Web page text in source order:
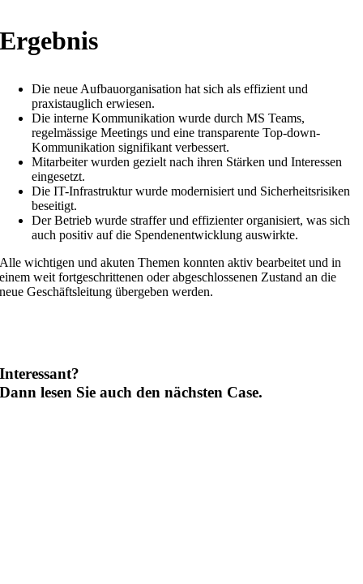
Ergebnis
Die neue Aufbauorganisation hat sich als effizient und
praxistauglich erwiesen.
Die interne Kommunikation wurde durch MS Teams,
regelmässige Meetings und eine transparente Top-down-
Kommunikation signifikant verbessert.
Mitarbeiter wurden gezielt nach ihren Stärken und Interessen
eingesetzt.
Die IT-Infrastruktur wurde modernisiert und Sicherheitsrisiken
beseitigt.
Der Betrieb wurde straffer und effizienter organisiert, was sich
auch positiv auf die Spendenentwicklung auswirkte.
Alle wichtigen und akuten Themen konnten aktiv bearbeitet und in
einem weit fortgeschrittenen oder abgeschlossenen Zustand an die
neue Geschäftsleitung übergeben werden.
Interessant?
Dann lesen Sie auch den nächsten Case.